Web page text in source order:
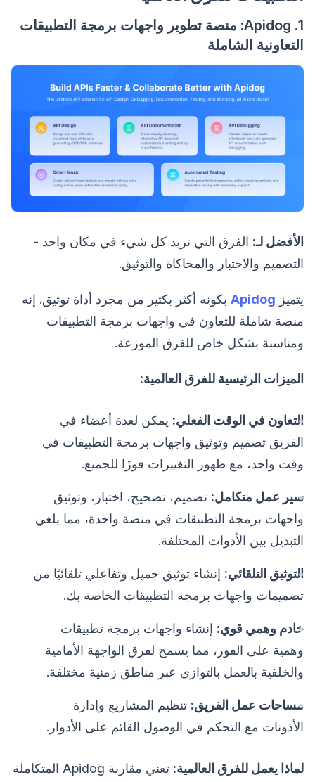
1. Apidog: منصة تطوير واجهات برمجة التطبيقات
التعاونية الشاملة
الأفضل لـ: الفرق التي تريد كل شيء في مكان واحد -
التصميم والاختبار والمحاكاة والتوثيق.
يتميز Apidog بكونه أكثر بكثير من مجرد أداة توثيق. إنه
منصة شاملة للتعاون في واجهات برمجة التطبيقات
ومناسبة بشكل خاص للفرق الموزعة.
الميزات الرئيسية للفرق العالمية:
التعاون في الوقت الفعلي: يمكن لعدة أعضاء في
الفريق تصميم وتوثيق واجهات برمجة التطبيقات في
وقت واحد، مع ظهور التغييرات فورًا للجميع.
سير عمل متكامل: تصميم، تصحيح، اختبار، وتوثيق
واجهات برمجة التطبيقات في منصة واحدة، مما يلغي
التبديل بين الأدوات المختلفة.
التوثيق التلقائي: إنشاء توثيق جميل وتفاعلي تلقائيًا من
تصميمات واجهات برمجة التطبيقات الخاصة بك.
خادم وهمي قوي: إنشاء واجهات برمجة تطبيقات
وهمية على الفور، مما يسمح لفرق الواجهة الأمامية
والخلفية بالعمل بالتوازي عبر مناطق زمنية مختلفة.
مساحات عمل الفريق: تنظيم المشاريع وإدارة
الأذونات مع التحكم في الوصول القائم على الأدوار.
لماذا يعمل للفرق العالمية:
تعني مقاربة Apidog المتكاملة